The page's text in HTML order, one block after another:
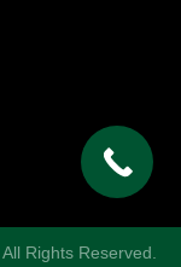
Rights Reserved.